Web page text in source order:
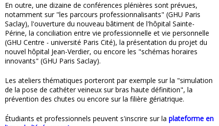
En outre, une dizaine de conférences plénières sont prévues,
notamment sur "les parcours professionnalisants" (GHU Paris
Saclay), l'ouverture du nouveau bâtiment de l'hôpital Sainte-
Périne, la conciliation entre vie professionnelle et vie personnelle
(GHU Centre - université Paris Cité), la présentation du projet du
nouvel hôpital Jean-Verdier, ou encore les "schémas horaires
innovants" (GHU Paris Saclay).
Les ateliers thématiques porteront par exemple sur la "simulation
de la pose de cathéter veineux sur bras haute définition", la
prévention des chutes ou encore sur la filière gériatrique.
Étudiants et professionnels peuvent s'inscrire sur la plateforme en